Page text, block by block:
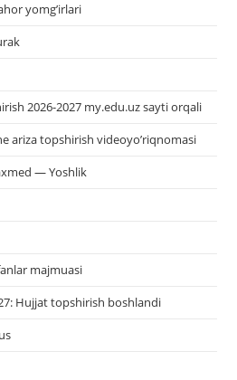
yomg’irlari
2026-2027 my.edu.uz sayti orqali
ariza topshirish videoyo’riqnomasi
— Yoshlik
majmuasi
Hujjat topshirish boshlandi